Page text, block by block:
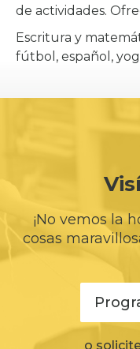
de actividades.
Escritura y
fútbol, español,
¡No vemos la
cosas
o